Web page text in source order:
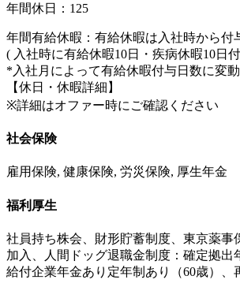
年間休日：125
年間有給休暇：有給休暇は入社時から付
( 入社時に有給休暇10日・疾病休暇10日
*入社月によって有給休暇付与日数に変
【休日・休暇詳細】
※詳細はオファー時にご確認ください
社会保険
雇用保険, 健康保険, 労災保険, 厚生年金
福利厚生
社員持ち株会、財形貯蓄制度、東京薬事
加入、人間ドッグ退職金制度：確定拠出
給付企業年金あり定年制あり（60歳）、